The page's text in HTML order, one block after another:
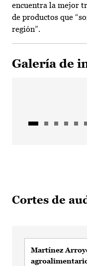
encuentra la mejor
de productos que
región”.
Galería de
Cortes de
Martínez